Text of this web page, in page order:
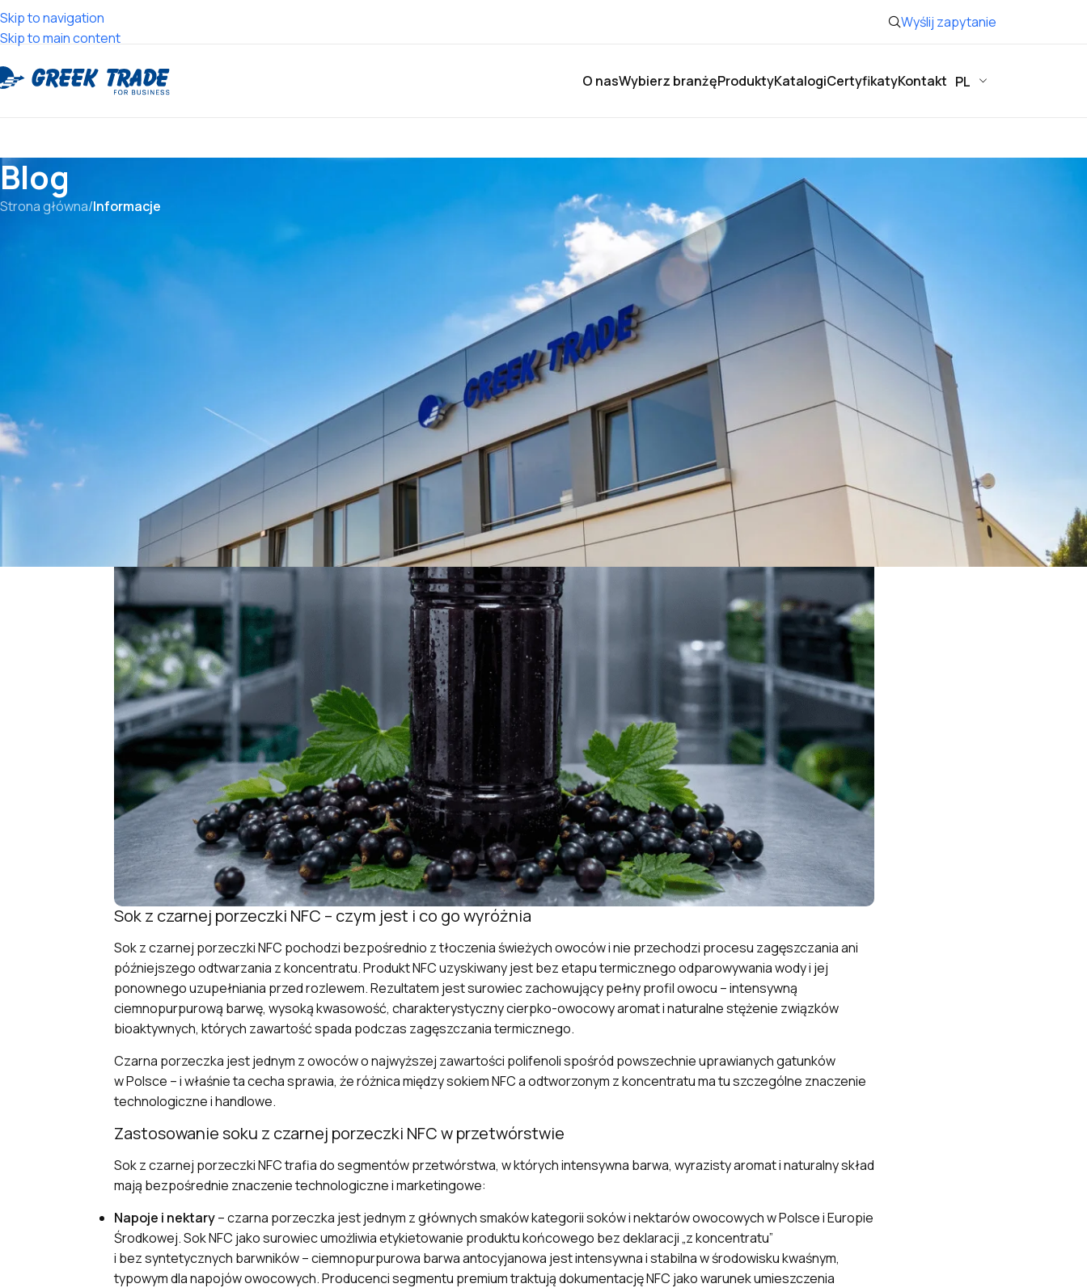
Skip to navigation
Skip to main content
Wyślij zapytanie
O nasWybierz branżęProduktyKatalogiCertyfikatyKontakt PL
Blog
Strona główna/Informacje
INFORMACJE
Sok z czarnej porzeczki NFC
Sok z czarnej porzeczki NFC – czym jest i co go wyróżnia
Sok z czarnej porzeczki NFC pochodzi bezpośrednio z tłoczenia świeżych owoców i nie przechodzi procesu zagęszczania ani
późniejszego odtwarzania z koncentratu. Produkt NFC uzyskiwany jest bez etapu termicznego odparowywania wody i jej
ponownego uzupełniania przed rozlewem. Rezultatem jest surowiec zachowujący pełny profil owocu – intensywną
ciemnopurpurową barwę, wysoką kwasowość, charakterystyczny cierpko-owocowy aromat i naturalne stężenie związków
bioaktywnych, których zawartość spada podczas zagęszczania termicznego.
Czarna porzeczka jest jednym z owoców o najwyższej zawartości polifenoli spośród powszechnie uprawianych gatunków
w Polsce – i właśnie ta cecha sprawia, że różnica między sokiem NFC a odtworzonym z koncentratu ma tu szczególne znaczenie
technologiczne i handlowe.
Zastosowanie soku z czarnej porzeczki NFC w przetwórstwie
Sok z czarnej porzeczki NFC trafia do segmentów przetwórstwa, w których intensywna barwa, wyrazisty aromat i naturalny skład
mają bezpośrednie znaczenie technologiczne i marketingowe:
Napoje i nektary– czarna porzeczka jest jednym z głównych smaków kategorii soków i nektarów owocowych w Polsce i Europie
Środkowej. Sok NFC jako surowiec umożliwia etykietowanie produktu końcowego bez deklaracji „z koncentratu”
i bez syntetycznych barwników – ciemnopurpurowa barwa antocyjanowa jest intensywna i stabilna w środowisku kwaśnym,
typowym dla napojów owocowych. Producenci segmentu premium traktują dokumentację NFC jako warunek umieszczenia